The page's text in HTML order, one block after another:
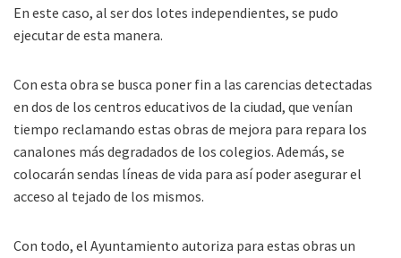
En este caso, al ser dos lotes independientes, se pudo
ejecutar de esta manera.
Con esta obra se busca poner fin a las carencias detectadas
en dos de los centros educativos de la ciudad, que venían
tiempo reclamando estas obras de mejora para repara los
canalones más degradados de los colegios. Además, se
colocarán sendas líneas de vida para así poder asegurar el
acceso al tejado de los mismos.
Con todo, el Ayuntamiento autoriza para estas obras un